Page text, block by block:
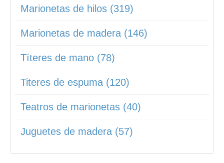
Marionetas de hilos (319)
Marionetas de madera (146)
Títeres de mano (78)
Titeres de espuma (120)
Teatros de marionetas (40)
Juguetes de madera (57)